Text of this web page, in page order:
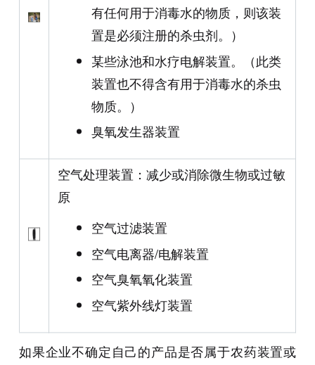
有任何用于消毒水的物质，则该装
置是必须注册的杀虫剂。）
某些泳池和水疗电解装置。（此类
装置也不得含有用于消毒水的杀虫
物质。）
臭氧发生器装置
空气处理装置：减少或消除微生物或过敏
原
空气过滤装置
空气电离器/电解装置
空气臭氧氧化装置
空气紫外线灯装置
如果企业不确定自己的产品是否属于农药装置或